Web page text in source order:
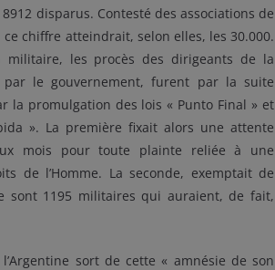
disparus. Contesté des associations de
ce chiffre atteindrait, selon elles, les 30.000.
militaire, les procès des dirigeants de la
le gouvernement, furent par la suite
la promulgation des lois « Punto Final » et
». La première fixait alors une attente
mois pour toute plainte reliée à une
de l’Homme. La seconde, exemptait de
sont 1195 militaires qui auraient, de fait,
sort de cette « amnésie de son